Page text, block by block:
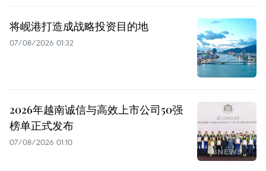
将岘港打造成战略投资目的地
07/08/2026 01:32
2026年越南诚信与高效上市公司50强
榜单正式发布
07/08/2026 01:10